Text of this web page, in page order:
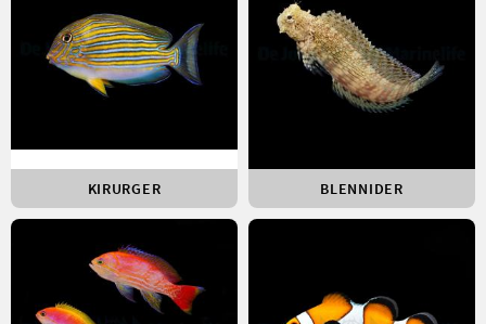
KIRURGER BLENNIDER